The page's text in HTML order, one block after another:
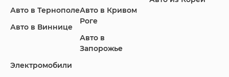
Land Rover
Авто в Тернополе
Авто в Виннице
Авто в Кривом
Роге
Авто в
Запорожье
Электромобили